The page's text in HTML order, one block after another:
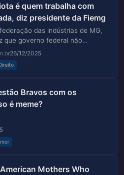
é quem trabalha com
diz presidente da Fiemg
das indústrias de MG,
que governo federal não
com Bolsa Família
26/12/2025
Bravos com os
é meme?
Mothers Who